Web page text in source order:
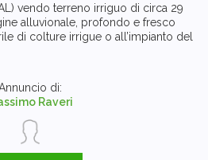
vendo terreno irriguo di circa 29
alluvionale, profondo e fresco
di colture irrigue o all’impianto del
di:
Raveri